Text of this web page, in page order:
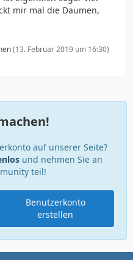
mir mal die Daumen,
(13. Februar 2019 um 16:30)
auf unserer Seite?
und nehmen Sie an
teil!
Benutzerkonto
erstellen